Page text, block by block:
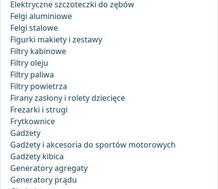
Elektryczne szczoteczki do zębów
Felgi aluminiowe
Felgi stalowe
Figurki makiety i zestawy
Filtry kabinowe
Filtry oleju
Filtry paliwa
Filtry powietrza
Firany zasłony i rolety dziecięce
Frezarki i strugi
Frytkownice
Gadżety
Gadżety i akcesoria do sportów motorowych
Gadżety kibica
Generatory agregaty
Generatory prądu